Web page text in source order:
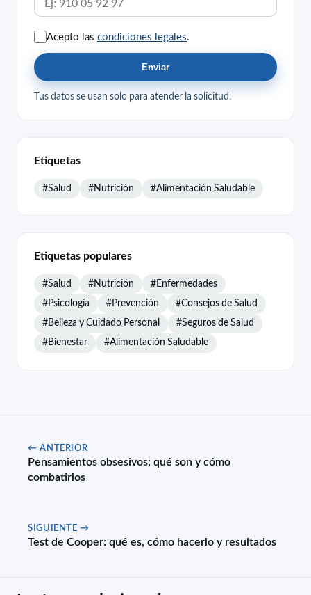
Acepto las condiciones legales
Enviar
Tus datos se usan solo para atender la solicitud.
Etiquetas
#Salud #Nutrición #Alimentación Saludable
Etiquetas populares
#Salud #Nutrición #Enfermedades
#Psicología #Prevención #Consejos de Salud
#Belleza y Cuidado Personal #Seguros de Salud
#Bienestar #Alimentación Saludable
← ANTERIOR
Pensamientos obsesivos: qué son y cómo
combatirlos
SIGUIENTE →
Test de Cooper: qué es, cómo hacerlo y resultados